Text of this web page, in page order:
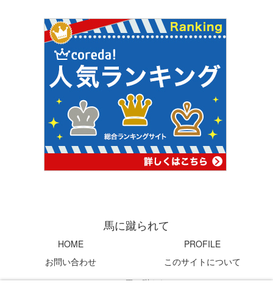
馬に蹴られて
HOME
PROFILE
お問い合わせ
このサイトについて